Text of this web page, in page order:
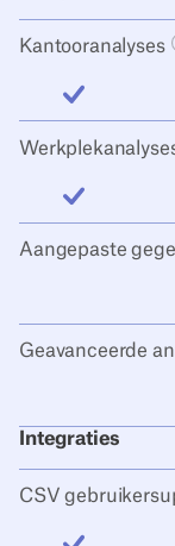
Kantooranalyses
inbegrepen
inbegrepen
Aangepaste
Geavanceerde
Integraties
CSV